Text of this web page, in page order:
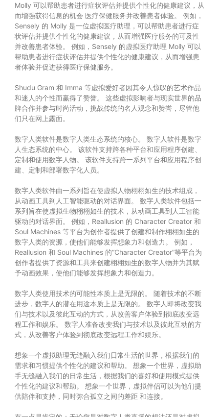
Molly 可以帮助患者进行症状评估并提供个性化的健康建议，从
而增强获得信息的机会 医疗保健服务并改善患者体验。 例如，
Sensely 的 Molly 是一位虚拟医疗助理，可以帮助患者进行症
状评估并提供个性化的健康建议，从而增强医疗服务的可及性
并改善患者体验。 例如，Sensely 的虚拟医疗助理 Molly 可以
帮助患者进行症状评估并提供个性化的健康建议，从而增强患
者体验并促进获得医疗保健服务。
Shudu Gram 和 Imma 等虚拟爱好者因其令人惊叹的艺术作品
和迷人的个性而赢得了赞誉。 这些虚拟影响者与现实世界的品
牌合作并参与时尚活动，挑战传统的名人观念和赞誉，尽管他
们只在网上露面。
数字人类软件是数字人类生态系统的核心。 数字人软件是数字
人生态系统的中心。 该软件支持跨各种平台和应用程序创建、
定制和使用数字人物。 该软件支持跨一系列平台和应用程序创
建、定制和部署数字化人员。
数字人类软件由一系列旨在使虚拟人物栩栩如生的技术组成，
从动画工具到人工智能驱动的对话界面。 数字人类软件包括一
系列旨在使虚拟生物栩栩如生的技术，从动画工具到人工智能
驱动的对话界面。 例如，Reallusion 的 Character Creator 和
Soul Machines 等平台为创作者提供了创建和制作栩栩如生的
数字人类的资源，使他们能够发挥想象力和创造力。 例如，
Reallusion 和 Soul Machines 的“Character Creator”等平台为
创作者提供了资源和工具来创建栩栩如生的数字人物并为其赋
予动画效果，使他们能够发挥想象力和创造力。
数字人类使用技术的可能性本质上是无限的。 随着技术的不断
进步，数字人的潜在用途本质上是无限的。 数字人即将改变我
们与技术以及彼此互动的方式，从改善客户体验到彻底改变远
程工作和娱乐。 数字人准备改变我们与技术以及彼此互动的方
式，从改善客户体验到彻底改变远程工作和娱乐。
想象一个虚拟助理无缝融入我们日常生活的世界，根据我们的
需求和习惯提供个性化的建议和帮助。 想象一个世界，虚拟助
手无缝融入我们的日常生活，根据我们的喜好和使用模式提供
个性化的建议和帮助。 想象一个世界，虚拟伴侣可以为他们提
供陪伴和支持，同时弥合孤立之间的差距 和连接。